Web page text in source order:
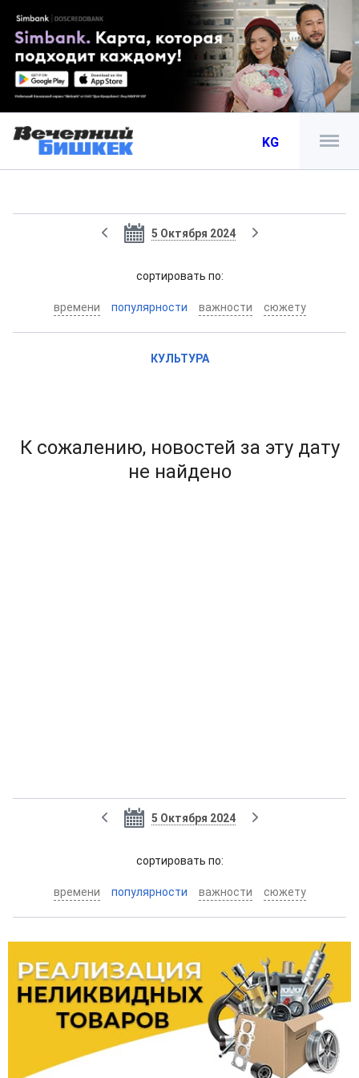
KG
5 Октября 2024
cортировать по:
времени популярности важности сюжету
КУЛЬТУРА
К сожалению, новостей за эту дату
не найдено
5 Октября 2024
cортировать по:
времени популярности важности сюжету